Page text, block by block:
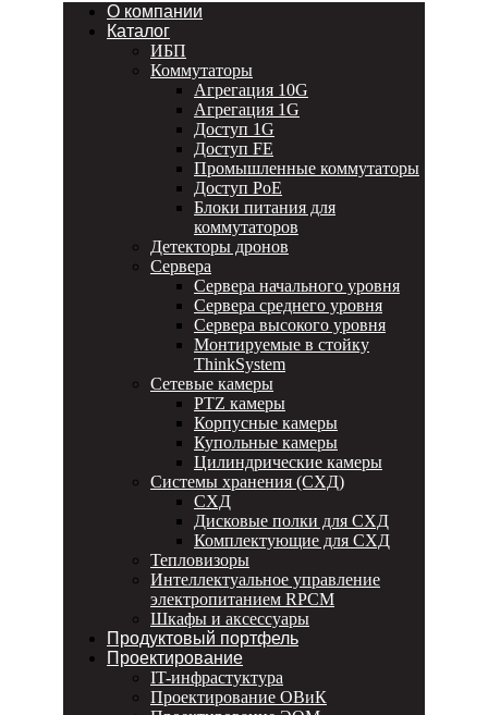
О компании
Каталог
ИБП
Коммутаторы
Агрегация 10G
Агрегация 1G
Доступ 1G
Доступ FE
Промышленные коммутаторы
Доступ PoE
Блоки питания для
коммутаторов
Детекторы дронов
Сервера
Сервера начального уровня
Сервера среднего уровня
Сервера высокого уровня
Монтируемые в стойку
ThinkSystem
Сетевые камеры
PTZ камеры
Корпусные камеры
Купольные камеры
Цилиндрические камеры
Системы хранения (СХД)
СХД
Дисковые полки для СХД
Комплектующие для СХД
Тепловизоры
Интеллектуальное управление
электропитанием RPCM
Шкафы и аксессуары
Продуктовый портфель
Проектирование
IT-инфрастуктура
Проектирование ОВиК